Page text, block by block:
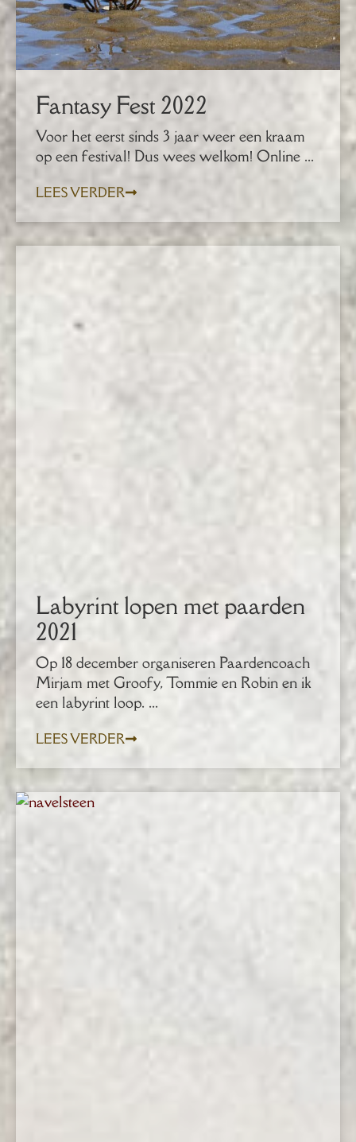
Fantasy Fest 2022
Voor het eerst sinds 3 jaar weer een kraam
op een festival! Dus wees welkom! Online ...
LEES VERDER
Labyrint lopen met paarden
2021
Op 18 december organiseren Paardencoach
Mirjam met Groofy, Tommie en Robin en ik
een labyrint loop. ...
LEES VERDER